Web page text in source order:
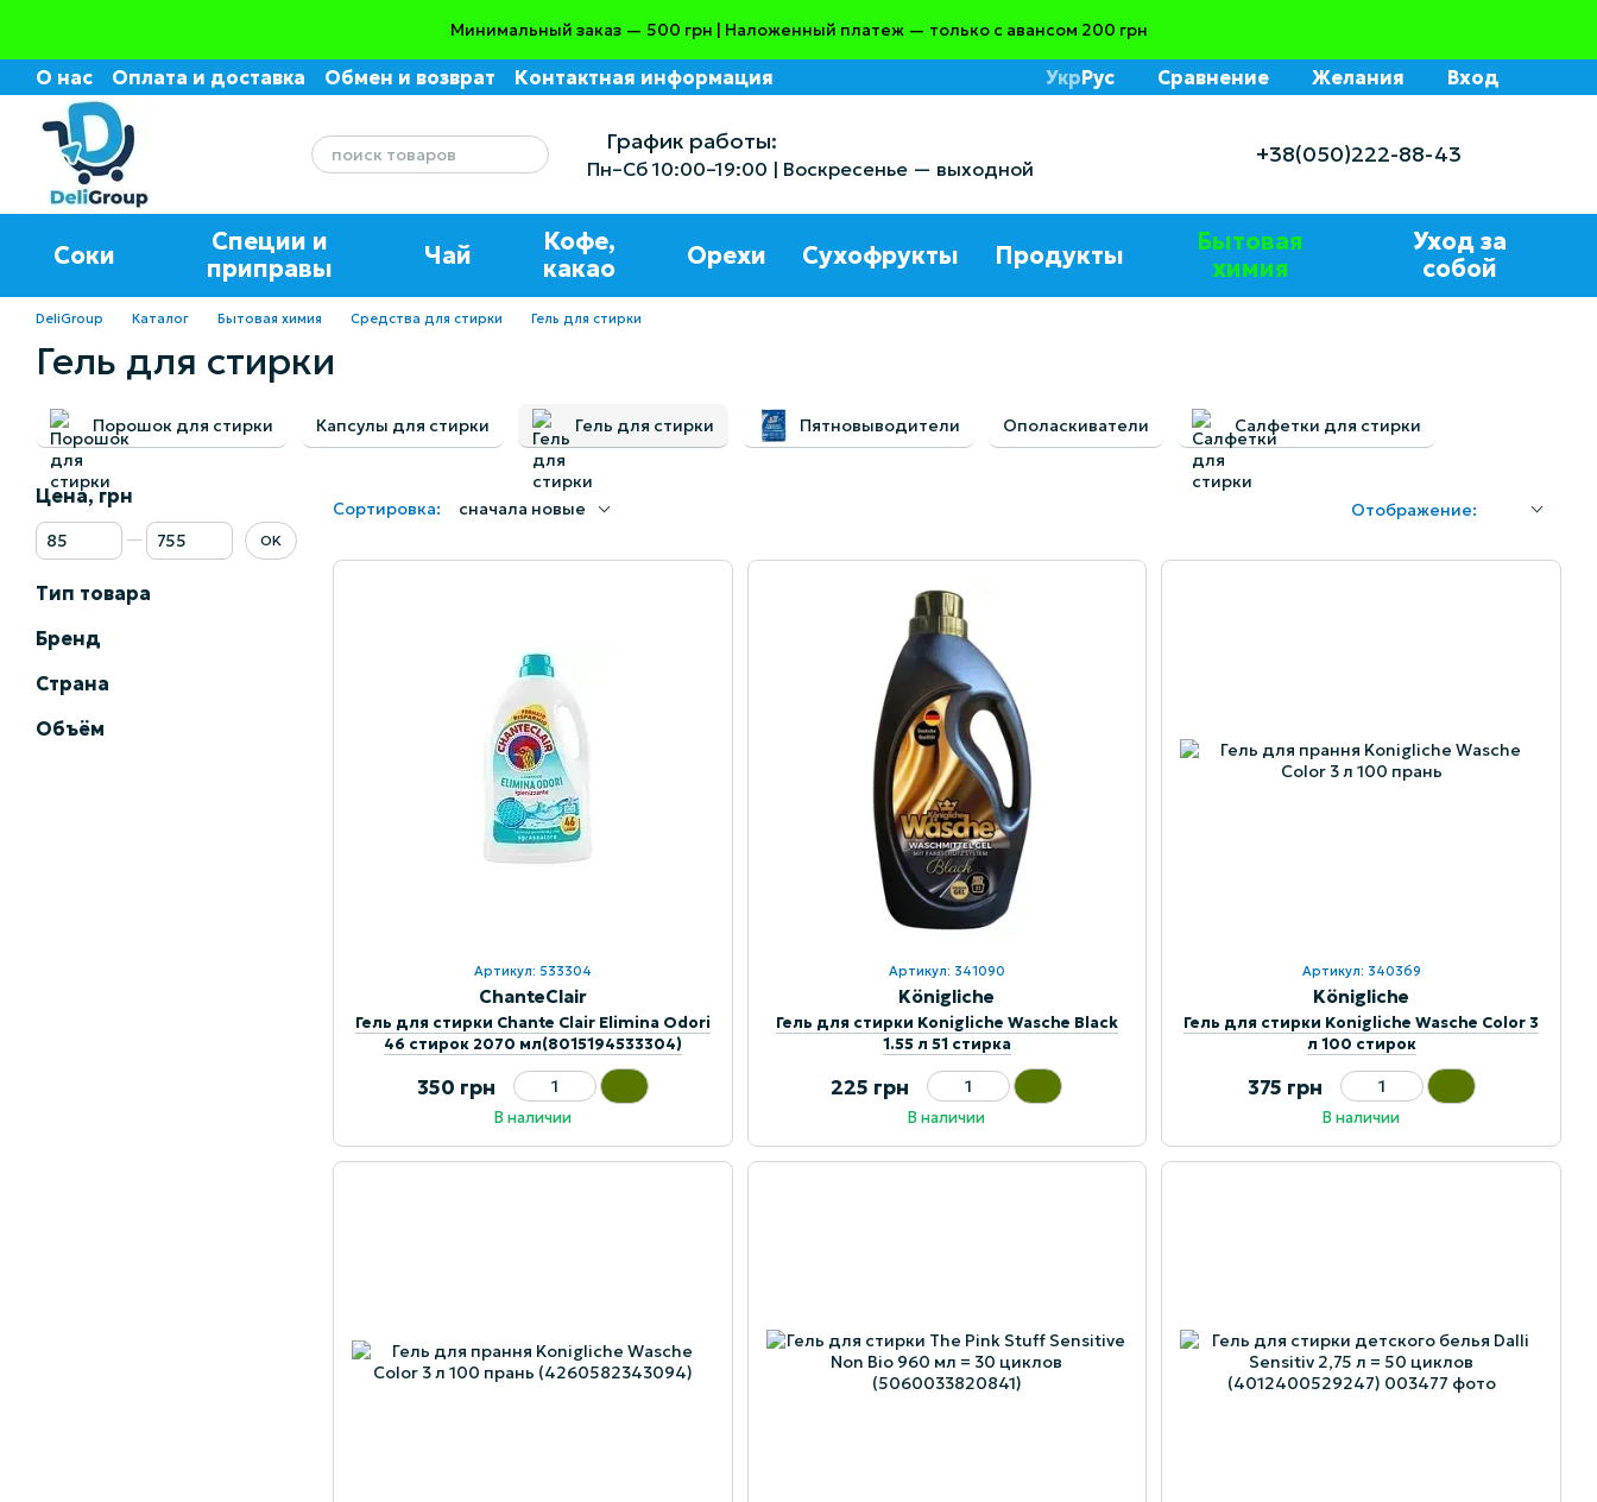
Минимальный заказ — 500 грн | Наложенный платеж — только с авансом 200 грн
О нас Оплата и доставка Обмен и возврат
Контактная информация
Пользовательское соглашение
УкрРус Сравнение Желания Вход
График работы:
Пн–Сб 10:00–19:00 | Воскресенье — выходной
+38(050)222-88-43
Соки
Специи и
приправы
Чай
Кофе,
какао
Орехи Сухофрукты Продукты
Бытовая
химия
Уход за
собой
DeliGroup Каталог Бытовая химия Средства для стирки Гель для стирки
Гель для стирки
Порошок для стирки Капсулы для стирки Гель для стирки Пятновыводители Ополаскиватели Салфетки для стирки
Сортировка: сначала новые Отображение:
Артикул: 533304
ChanteClair
Гель для стирки Chante Clair Elimina Odori
46 стирок 2070 мл(8015194533304)
350 грн
В наличии
Артикул: 341090
Königliche
Гель для стирки Konigliche Wasche Black
1.55 л 51 стирка
225 грн
В наличии
Артикул: 340369
Königliche
Гель для стирки Konigliche Wasche Color 3
л 100 стирок
375 грн
В наличии
Цена, грн
От Цена, грн
До Цена, грн OK
Тип товара
Бренд
Страна
Объём